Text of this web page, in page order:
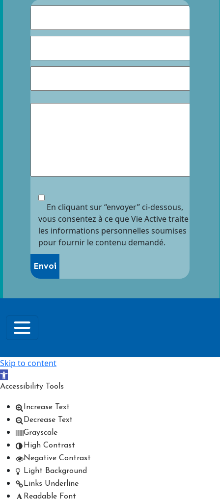
En cliquant sur “envoyer” ci-dessous,
vous consentez à ce que Vie Active traite
les informations personnelles soumises
pour fournir le contenu demandé.
Skip to content
Open toolbar
Accessibility Tools
Increase Text
Decrease Text
Grayscale
High Contrast
Negative Contrast
Light Background
Links Underline
Readable Font